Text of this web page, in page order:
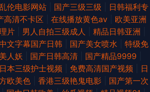
伦电影网站 国产三级三级
日韩福利专
高清不卡区 在线播放黄色av
欧美亚洲
片 男人自拍三级成人 精品日韩亚洲
文字幕国产日韩 国产美女喷水
特级免
人妖 国产日韩高清 国产精品9999
日本三级护士视频 免费高清国产视频
日
欧美色 香港三级艳鬼电影
国产第一次